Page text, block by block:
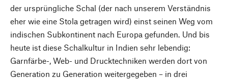
der ursprüngliche Schal (der nach unserem Verständnis
eher wie eine Stola getragen wird) einst seinen Weg vom
indischen Subkontinent nach Europa gefunden. Und bis
heute ist diese Schalkultur in Indien sehr lebendig:
Garnfärbe-, Web- und Drucktechniken werden dort von
Generation zu Generation weitergegeben – in drei